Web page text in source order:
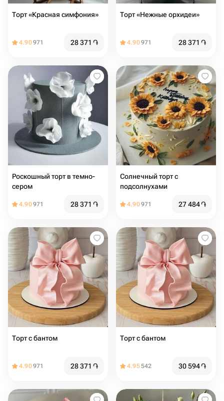
Торт «Красная симфония»
4.90971 28 371 ֏
Торт «Нежные орхидеи»
4.90971 28 371 ֏
Роскошный торт в темно-
сером
4.90971 28 371 ֏
Солнечный торт с
подсолнухами
4.90971 27 484֏
Торт с бантом
4.90971 28 371 ֏
Торт с бантом
4.95542 30 594֏